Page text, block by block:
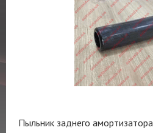
Пыльник заднего амортизатора